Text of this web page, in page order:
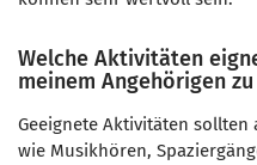
Welche Aktivitäten
meinem Angehörigen
Geeignete Aktivitäten
wie Musikhören,